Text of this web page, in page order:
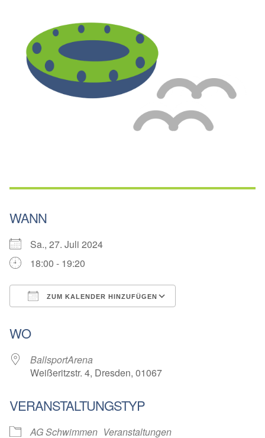
WANN
Sa., 27. Juli 2024
18:00 - 19:20
ZUM KALENDER HINZUFÜGEN
WO
BallsportArena
Weißeritzstr. 4, Dresden, 01067
VERANSTALTUNGSTYP
AG Schwimmen Veranstaltungen